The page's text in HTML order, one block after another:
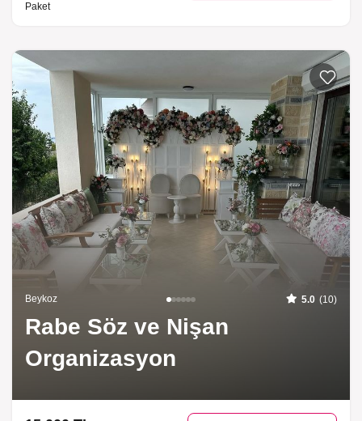
Paket
Listeme
Beykoz 5.0 (10)
Rabe Söz ve Nişan
Organizasyon